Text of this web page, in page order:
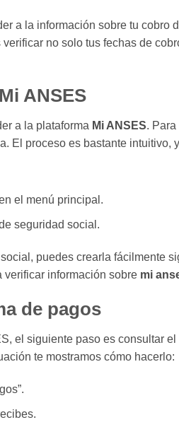
a la información sobre tu cobro
no solo tus fechas de
ANSES
a la plataforma Mi ANSES.
El proceso es bastante intuitivo,
el menú principal.
seguridad social.
puedes crearla fácilmente
verificar información sobre mi
de pagos
el siguiente paso es consultar
te mostramos cómo hacerlo: